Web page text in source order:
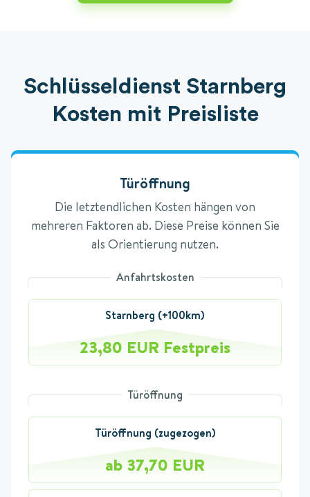
Schlüsseldienst Starnberg
Kosten mit Preisliste
Türöffnung
Die letztendlichen Kosten hängen von
mehreren Faktoren ab. Diese Preise können Sie
als Orientierung nutzen.
Anfahrtskosten
Starnberg (+100km)
23,80 EUR Festpreis
Türöffnung
Türöffnung (zugezogen)
ab 37,70 EUR